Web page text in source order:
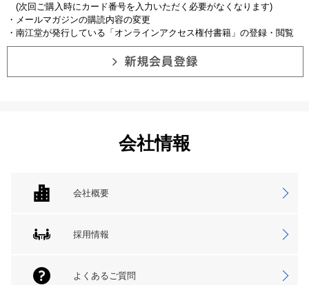
(次回ご購入時にカード番号を入力いただく必要がなくなります)
・メールマガジンの購読内容の変更
・南江堂が発行している「オンラインアクセス権付書籍」の登録・閲覧
会社情報
会社概要
採用情報
よくあるご質問